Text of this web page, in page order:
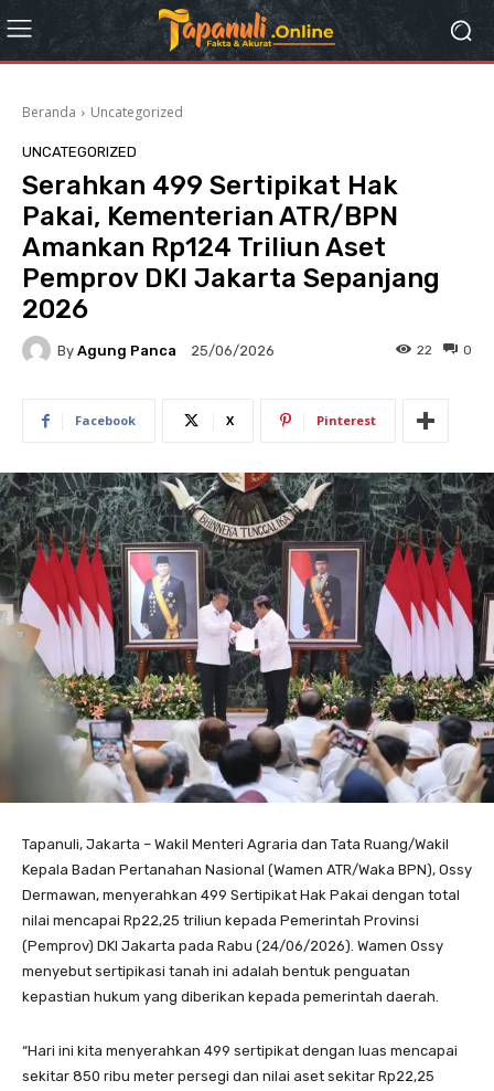
Beranda Uncategorized
UNCATEGORIZED
Serahkan 499 Sertipikat Hak
Pakai, Kementerian ATR/BPN
Amankan Rp124 Triliun Aset
Pemprov DKI Jakarta Sepanjang
2026
By Agung Panca 25/06/2026 0
22
Facebook X Pinterest
Tapanuli, Jakarta – Wakil Menteri Agraria dan Tata Ruang/Wakil
Kepala Badan Pertanahan Nasional (Wamen ATR/Waka BPN), Ossy
Dermawan, menyerahkan 499 Sertipikat Hak Pakai dengan total
nilai mencapai Rp22,25 triliun kepada Pemerintah Provinsi
(Pemprov) DKI Jakarta pada Rabu (24/06/2026). Wamen Ossy
menyebut sertipikasi tanah ini adalah bentuk penguatan
kepastian hukum yang diberikan kepada pemerintah daerah.
“Hari ini kita menyerahkan 499 sertipikat dengan luas mencapai
sekitar 850 ribu meter persegi dan nilai aset sekitar Rp22,25